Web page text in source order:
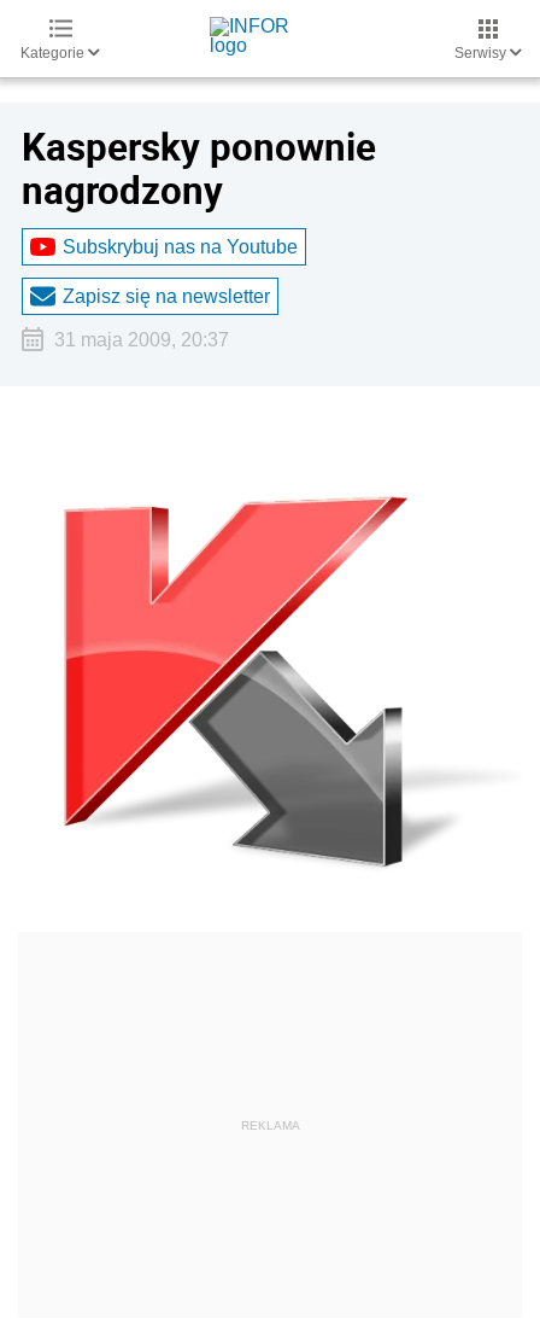
Kategorie Serwisy
Kaspersky ponownie
nagrodzony
Subskrybuj nas na Youtube
Zapisz się na newsletter
31 maja 2009, 20:37